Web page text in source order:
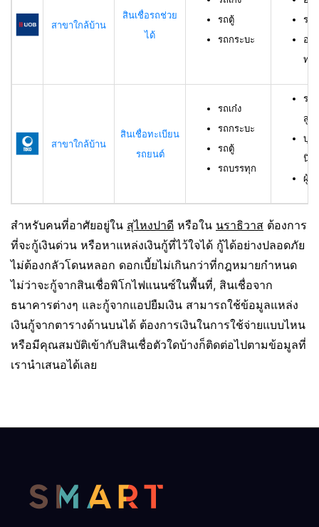
สาขาใกล้บ้าน
สินเชื่อรถช่วย
ได้
รถตู้
รถกระบะ
รา
อา
ทด
สาขาใกล้บ้าน
สินเชื่อทะเบียน
รถยนต์
รถเก๋ง
รถกระบะ
รถตู้
รถบรรทุก
รถ
สูง
บุค
นิติ
ผู้กู้
สำหรับคนที่อาศัยอยู่ใน สุไหงปาดี หรือใน นราธิวาส ต้องการ
ที่จะกู้เงินด่วน หรือหาแหล่งเงินกู้ที่ไว้ใจได้ กู้ได้อย่างปลอดภัย
ไม่ต้องกลัวโดนหลอก ดอกเบี้ยไม่เกินกว่าที่กฎหมายกำหนด
ไม่ว่าจะกู้จากสินเชื่อพิโกไฟแนนซ์ในพื้นที่, สินเชื่อจาก
ธนาคารต่างๆ และกู้จากแอปยืมเงิน สามารถใช้ข้อมูลแหล่ง
เงินกู้จากตารางด้านบนได้ ต้องการเงินในการใช้จ่ายแบบไหน
หรือมีคุณสมบัติเข้ากับสินเชื่อตัวใดบ้างก็ติดต่อไปตามข้อมูลที่
เรานำเสนอได้เลย